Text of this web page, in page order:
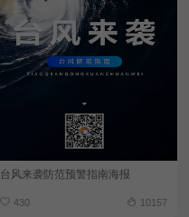
台风来袭防范预警指南海报
430 10157